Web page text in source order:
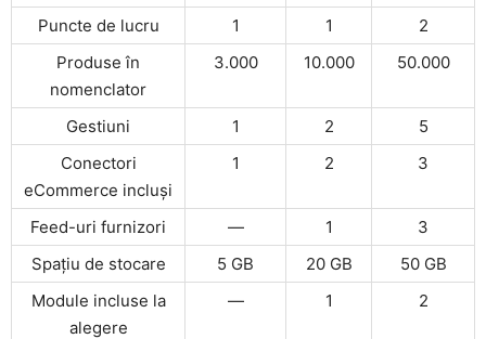
Puncte de lucru
1 1
2
Produse în
nomenclator
3.000 10.000 50.000
Gestiuni 1 2
5
Conectori
eCommerce incluși
1 2 3
Feed-uri furnizori — 1
3
Spațiu de stocare
5 GB 20 GB
50 GB
Module incluse la
alegere
— 1 2